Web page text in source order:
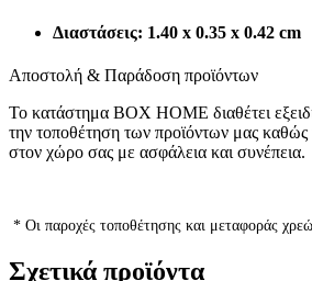
Διαστάσεις: 1.40 x 0.35 x 0.42 cm
Αποστολή & Παράδοση προϊόντων
Το κατάστημα BOX HOME διαθέτει
την τοποθέτηση των προϊόντων μας καθώς
στον χώρο σας με ασφάλεια και συνέπεια.
* Οι παροχές τοποθέτησης και μεταφοράς
Σχετικά προϊόντα